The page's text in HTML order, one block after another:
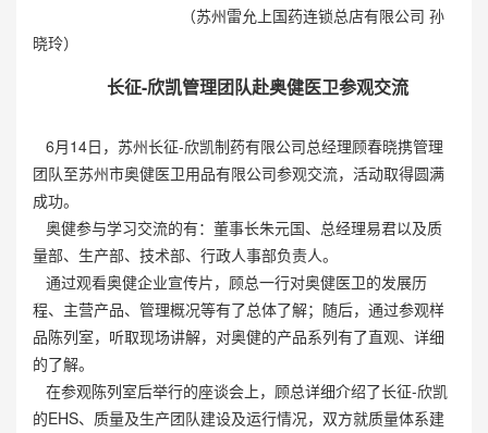
（苏州雷允上国药连锁总店有限公司 孙
晓玲）
长征-欣凯管理团队赴奥健医卫参观交流
6月14日，苏州长征-欣凯制药有限公司总经理顾春晓携管理
团队至苏州市奥健医卫用品有限公司参观交流，活动取得圆满
成功。
奥健参与学习交流的有：董事长朱元国、总经理易君以及质
量部、生产部、技术部、行政人事部负责人。
通过观看奥健企业宣传片，顾总一行对奥健医卫的发展历
程、主营产品、管理概况等有了总体了解；随后，通过参观样
品陈列室，听取现场讲解，对奥健的产品系列有了直观、详细
的了解。
在参观陈列室后举行的座谈会上，顾总详细介绍了长征-欣凯
的EHS、质量及生产团队建设及运行情况，双方就质量体系建